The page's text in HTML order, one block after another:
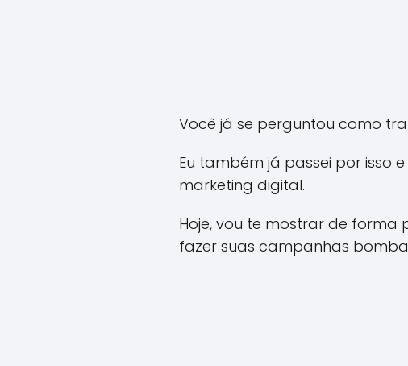
Você já se perguntou como
Eu também já passei por isso
marketing digital.
Hoje, vou te mostrar de
fazer suas campanhas